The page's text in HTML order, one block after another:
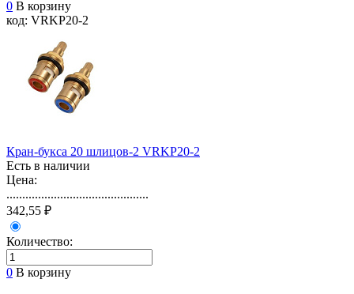
0 В корзину
код: VRKP20-2
Кран-букса 20 шлицов-2 VRKP20-2
Есть в наличии
Цена:
.............................................
342,55 ₽
Количество:
0 В корзину